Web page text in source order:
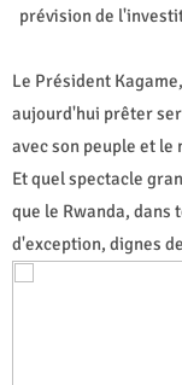
prévision de
Le Président
aujourd'hui prêter
avec son peuple et le
Et quel spectacle
que le Rwanda, dans
d'exception, dignes